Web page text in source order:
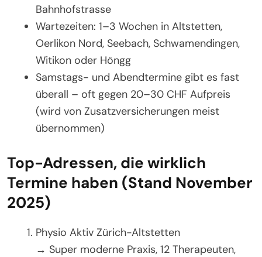
Bahnhofstrasse
Wartezeiten: 1–3 Wochen in Altstetten,
Oerlikon Nord, Seebach, Schwamendingen,
Witikon oder Höngg
Samstags- und Abendtermine gibt es fast
überall – oft gegen 20–30 CHF Aufpreis
(wird von Zusatzversicherungen meist
übernommen)
Top-Adressen, die wirklich
Termine haben (Stand November
2025)
Physio Aktiv Zürich-Altstetten
→ Super moderne Praxis, 12 Therapeuten,